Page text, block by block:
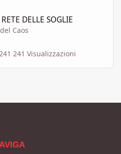
DELLE SOGLIE
Caos
241 Visualizzazioni